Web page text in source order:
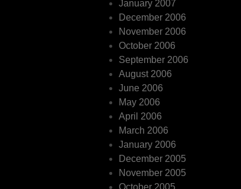
January 2007
December 2006
November 2006
October 2006
September 2006
August 2006
June 2006
May 2006
April 2006
March 2006
January 2006
December 2005
November 2005